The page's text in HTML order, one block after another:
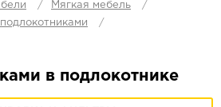
Мягкая мебель
в подлокотнике